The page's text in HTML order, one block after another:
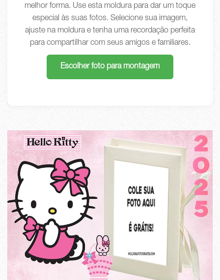
melhor forma. Use esta moldura para dar um toque
especial às suas fotos. Selecione sua imagem,
ajuste na moldura e tenha uma recordação perfeita
para compartilhar com seus amigos e familiares.
Escolher foto para montagem